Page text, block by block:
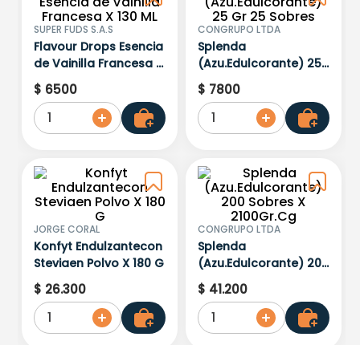
SUPER FUDS S.A.S
Flavour Drops Esencia
de Vainilla Francesa X
130 ML
$ 6500
1
CONGRUPO LTDA
Splenda
(Azu.Edulcorante) 25
Gr 25 Sobres
$ 7800
1
JORGE CORAL
Konfyt Endulzantecon
Steviaen Polvo X 180 G
$ 26.300
1
CONGRUPO LTDA
Splenda
(Azu.Edulcorante) 200
Sobres X 2100Gr.Cg
$ 41.200
1